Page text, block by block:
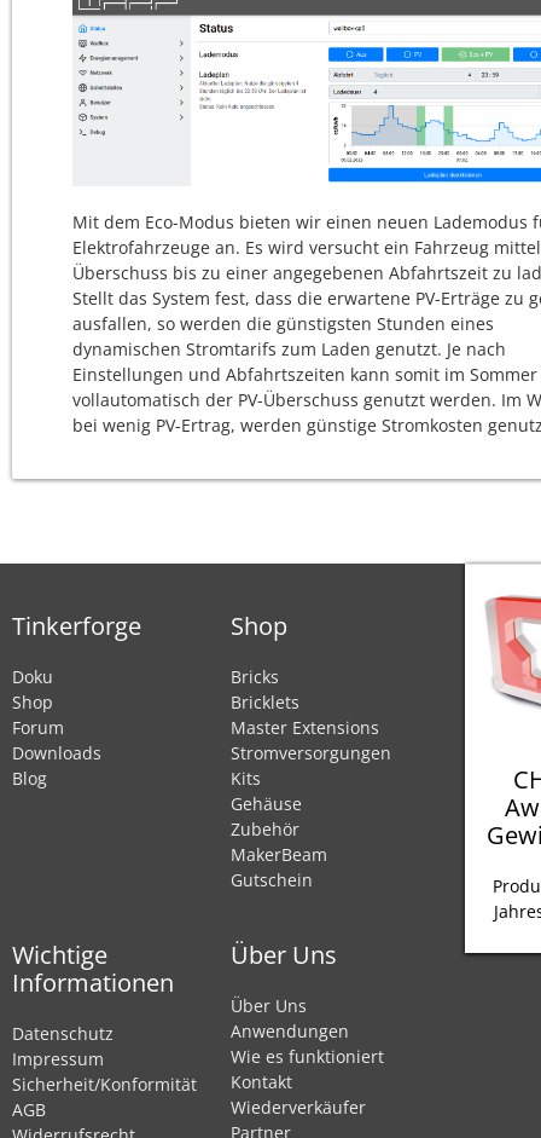
Mit dem Eco-Modus bieten wir einen neuen Lademodus
Elektrofahrzeuge an. Es wird versucht ein Fahrzeug
Überschuss bis zu einer angegebenen Abfahrtszeit zu
Stellt das System fest, dass die erwartene PV-Erträge zu
ausfallen, so werden die günstigsten Stunden eines
dynamischen Stromtarifs zum Laden genutzt. Je nach
Einstellungen und Abfahrtszeiten kann somit im Sommer
vollautomatisch der PV-Überschuss genutzt werden. Im
bei wenig PV-Ertrag, werden günstige Stromkosten
Tinkerforge
Doku
Shop
Forum
Downloads
Blog
Shop
Bricks
Bricklets
Master Extensions
Stromversorgungen
Kits
Gehäuse
Zubehör
MakerBeam
Gutschein
Wichtige
Informationen
Datenschutz
Impressum
Sicherheit/Konformität
AGB
Über Uns
Über Uns
Anwendungen
Wie es funktioniert
Kontakt
Wiederverkäufer
Partner